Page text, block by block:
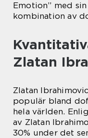
Emotion” med
kombination av
Zlatan
Zlatan
populär bland
hela världen.
av Zlatan
30% under det